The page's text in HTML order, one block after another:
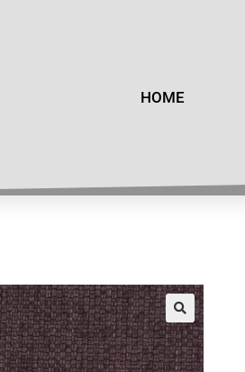
HOME